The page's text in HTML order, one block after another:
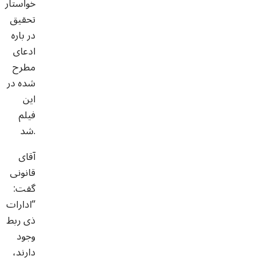
تحقیق
در باره
ادعای
مطرح
شده در
این
فیلم
شد.
آقای
قانونی
گفت:
”ادارات
ذی ربط
وجود
دارند،